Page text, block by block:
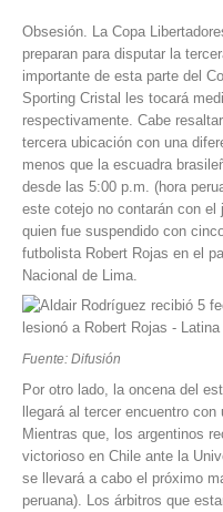
Obsesión. La Copa
preparan para disputar la
importante de esta parte del
Sporting Cristal
les tocará
respectivamente. Cabe
tercera ubicación con una
menos que la escuadra
desde las 5:00 p.m. (hora
este cotejo no contarán con el
quien fue suspendido con
futbolista Robert Rojas en el
Nacional de Lima.
Fuente: Difusión
Por otro lado, la oncena del
llegará al tercer encuentro
Mientras que, los argentinos
victorioso en Chile ante la
se llevará a cabo el próximo
peruana). Los árbitros que